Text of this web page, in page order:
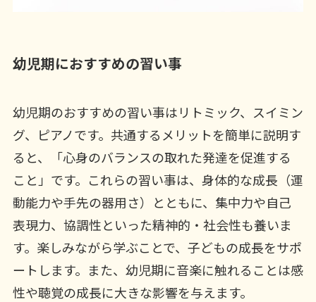
幼児期におすすめの習い事
幼児期のおすすめの習い事はリトミック、スイミン
グ、ピアノです。共通するメリットを簡単に説明す
ると、「心身のバランスの取れた発達を促進する
こと」です。これらの習い事は、身体的な成長（運
動能力や手先の器用さ）とともに、集中力や自己
表現力、協調性といった精神的・社会性も養いま
す。楽しみながら学ぶことで、子どもの成長をサポ
ートします。また、幼児期に音楽に触れることは感
性や聴覚の成長に大きな影響を与えます。